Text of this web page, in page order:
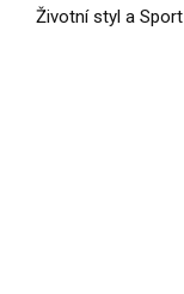
Životní styl a Sport